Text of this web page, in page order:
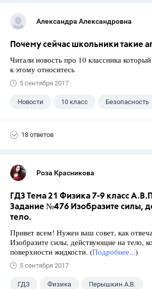
Александра Александровна
Почему сейчас школьники такие
Читали новость про 10 классника
к этому относитесь
5 сентября 2017
Новости 10 класс Безопасность
18 ответов
Роза Красникова
ГДЗ Тема 21 Физика 7-9 класс
Задание №476 Изобразите силы,
тело.
Привет всем! Нужен ваш совет, как
Изобразите силы, действующие на тело,
поверхности жидкости. (Подробнее...)
5 сентября 2017
ГДЗ Физика Перышкин А.В.